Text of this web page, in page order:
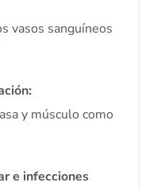
vasos sanguíneos
y músculo como
e infecciones